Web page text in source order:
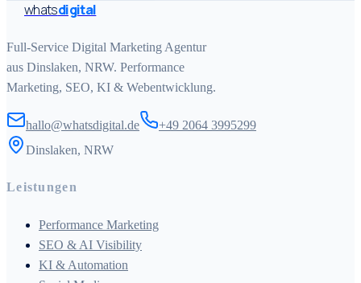
whatsdigital
Full-Service Digital Marketing Agentur
aus Dinslaken, NRW. Performance
Marketing, SEO, KI & Webentwicklung.
hallo@whatsdigital.de
+49 2064 3995299
Dinslaken, NRW
Leistungen
Performance Marketing
SEO & AI Visibility
KI & Automation